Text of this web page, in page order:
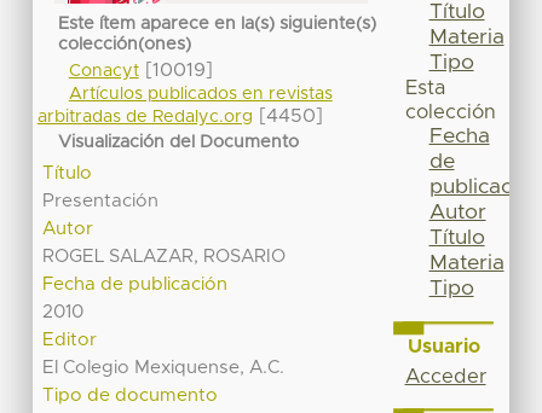
Este ítem aparece en la(s) siguiente(s)
colección(ones)
Conacyt[10019]
Artículos publicados en revistas
arbitradas de Redalyc.org
[4450]
Visualización del Documento
Título
Presentación
Autor
ROGEL SALAZAR, ROSARIO
Fecha de publicación
2010
Editor
El Colegio Mexiquense, A.C.
Tipo de documento
Título
Materia
Tipo
Esta
colección
Fecha
de
publicación
Autor
Título
Materia
Tipo
Usuario
Acceder